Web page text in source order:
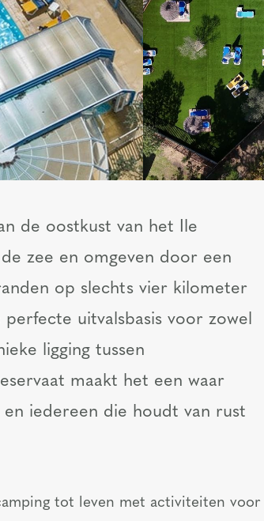
de oostkust van het Ile
zee en omgeven door een
op slechts vier kilometer
uitvalsbasis voor zowel
ligging tussen
maakt het een waar
iedereen die houdt van rust
tot leven met activiteiten voor